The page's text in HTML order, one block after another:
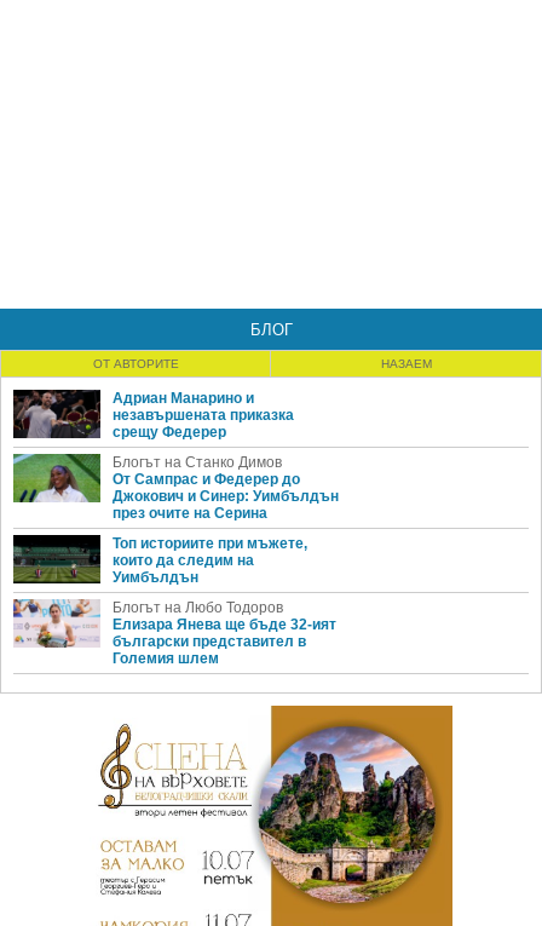
БЛОГ
ОТ АВТОРИТЕ НАЗАЕМ
Адриан Манарино и
незавършената приказка
срещу Федерер
Блогът на Станко Димов
От Сампрас и Федерер до
Джокович и Синер: Уимбълдън
през очите на Серина
Топ историите при мъжете,
които да следим на
Уимбълдън
Блогът на Любо Тодоров
Елизара Янева ще бъде 32-ият
български представител в
Големия шлем